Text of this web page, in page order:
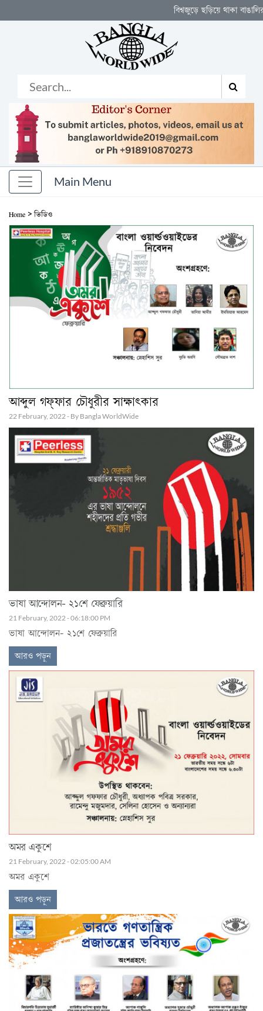
বিশ্বজুড়ে ছড়িয়ে থাকা বাঙালির নিজস্ব মঞ্চ
Home > ভিডিও
আব্দুল গফ্ফার চৌধুরীর সাক্ষাৎকার
22 February, 2022 - By Bangla WorldWide
ভাষা আন্দোলন- ২১শে ফেব্রুয়ারি
21 February, 2022 - 06:18:00 PM
ভাষা আন্দোলন- ২১শে ফেব্রুয়ারি
আরও পড়ুন
অমর একুশে
21 February, 2022 - 02:05:00 AM
অমর একুশে
আরও পড়ুন